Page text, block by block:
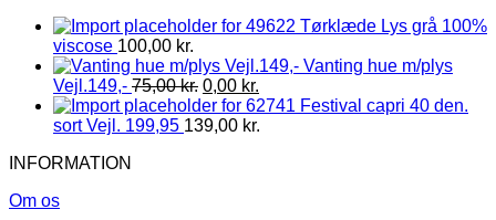
Tørklæde Lys grå 100%
viscose 100,00 kr.
Vanting hue m/plys
Vejl.149,- 75,00kr. 0,00 kr.
Festival capri 40 den.
sort Vejl. 199,95 139,00 kr.
INFORMATION
Om os